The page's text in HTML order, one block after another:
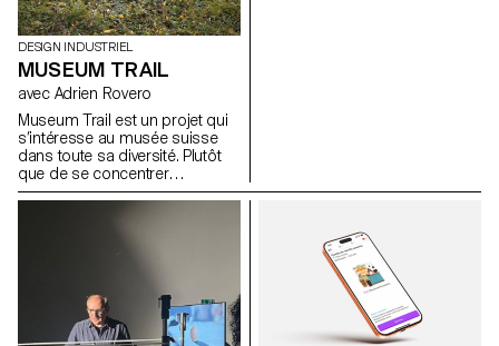
DESIGN INDUSTRIEL
MUSEUM TRAIL
avec Adrien Rovero
Museum Trail est un projet qui
s’intéresse au musée suisse
dans toute sa diversité. Plutôt
que de se concentrer
uniquement sur les grandes
muséales, soit l’une des plus
fortes densités au monde.